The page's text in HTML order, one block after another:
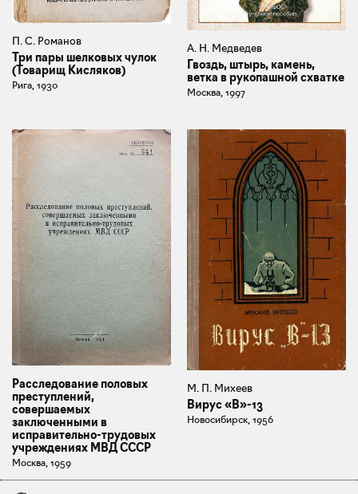
П. С. Романов
Три пары шелковых чулок
(Товарищ Кисляков)
Рига, 1930
А. Н. Медведев
Гвоздь, штырь, камень,
ветка в рукопашной схватке
Москва, 1997
Расследование половых
преступлений,
совершаемых
заключенными в
исправительно-трудовых
учреждениях МВД СССР
Москва, 1959
М. П. Михеев
Вирус «В»-13
Новосибирск, 1956